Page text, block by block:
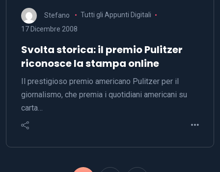
Stefano
Tutti gli Appunti Digitali
17 Dicembre 2008
Svolta storica: il premio Pulitzer
riconosce la stampa online
Il prestigioso premio americano Pulitzer per il
giornalismo, che premia i quotidiani americani su
carta…